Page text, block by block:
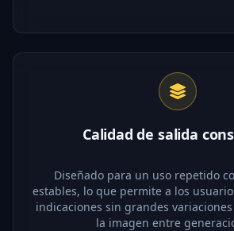
Calidad de salida
Diseñado para un uso repetido
estables, lo que permite a los
indicaciones sin grandes
la imagen entre